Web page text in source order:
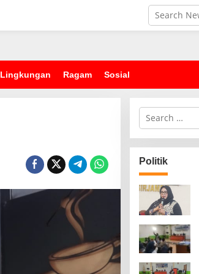
Lingkungan Ragam Sosial
S
r
c
h
f
o
:
Politik